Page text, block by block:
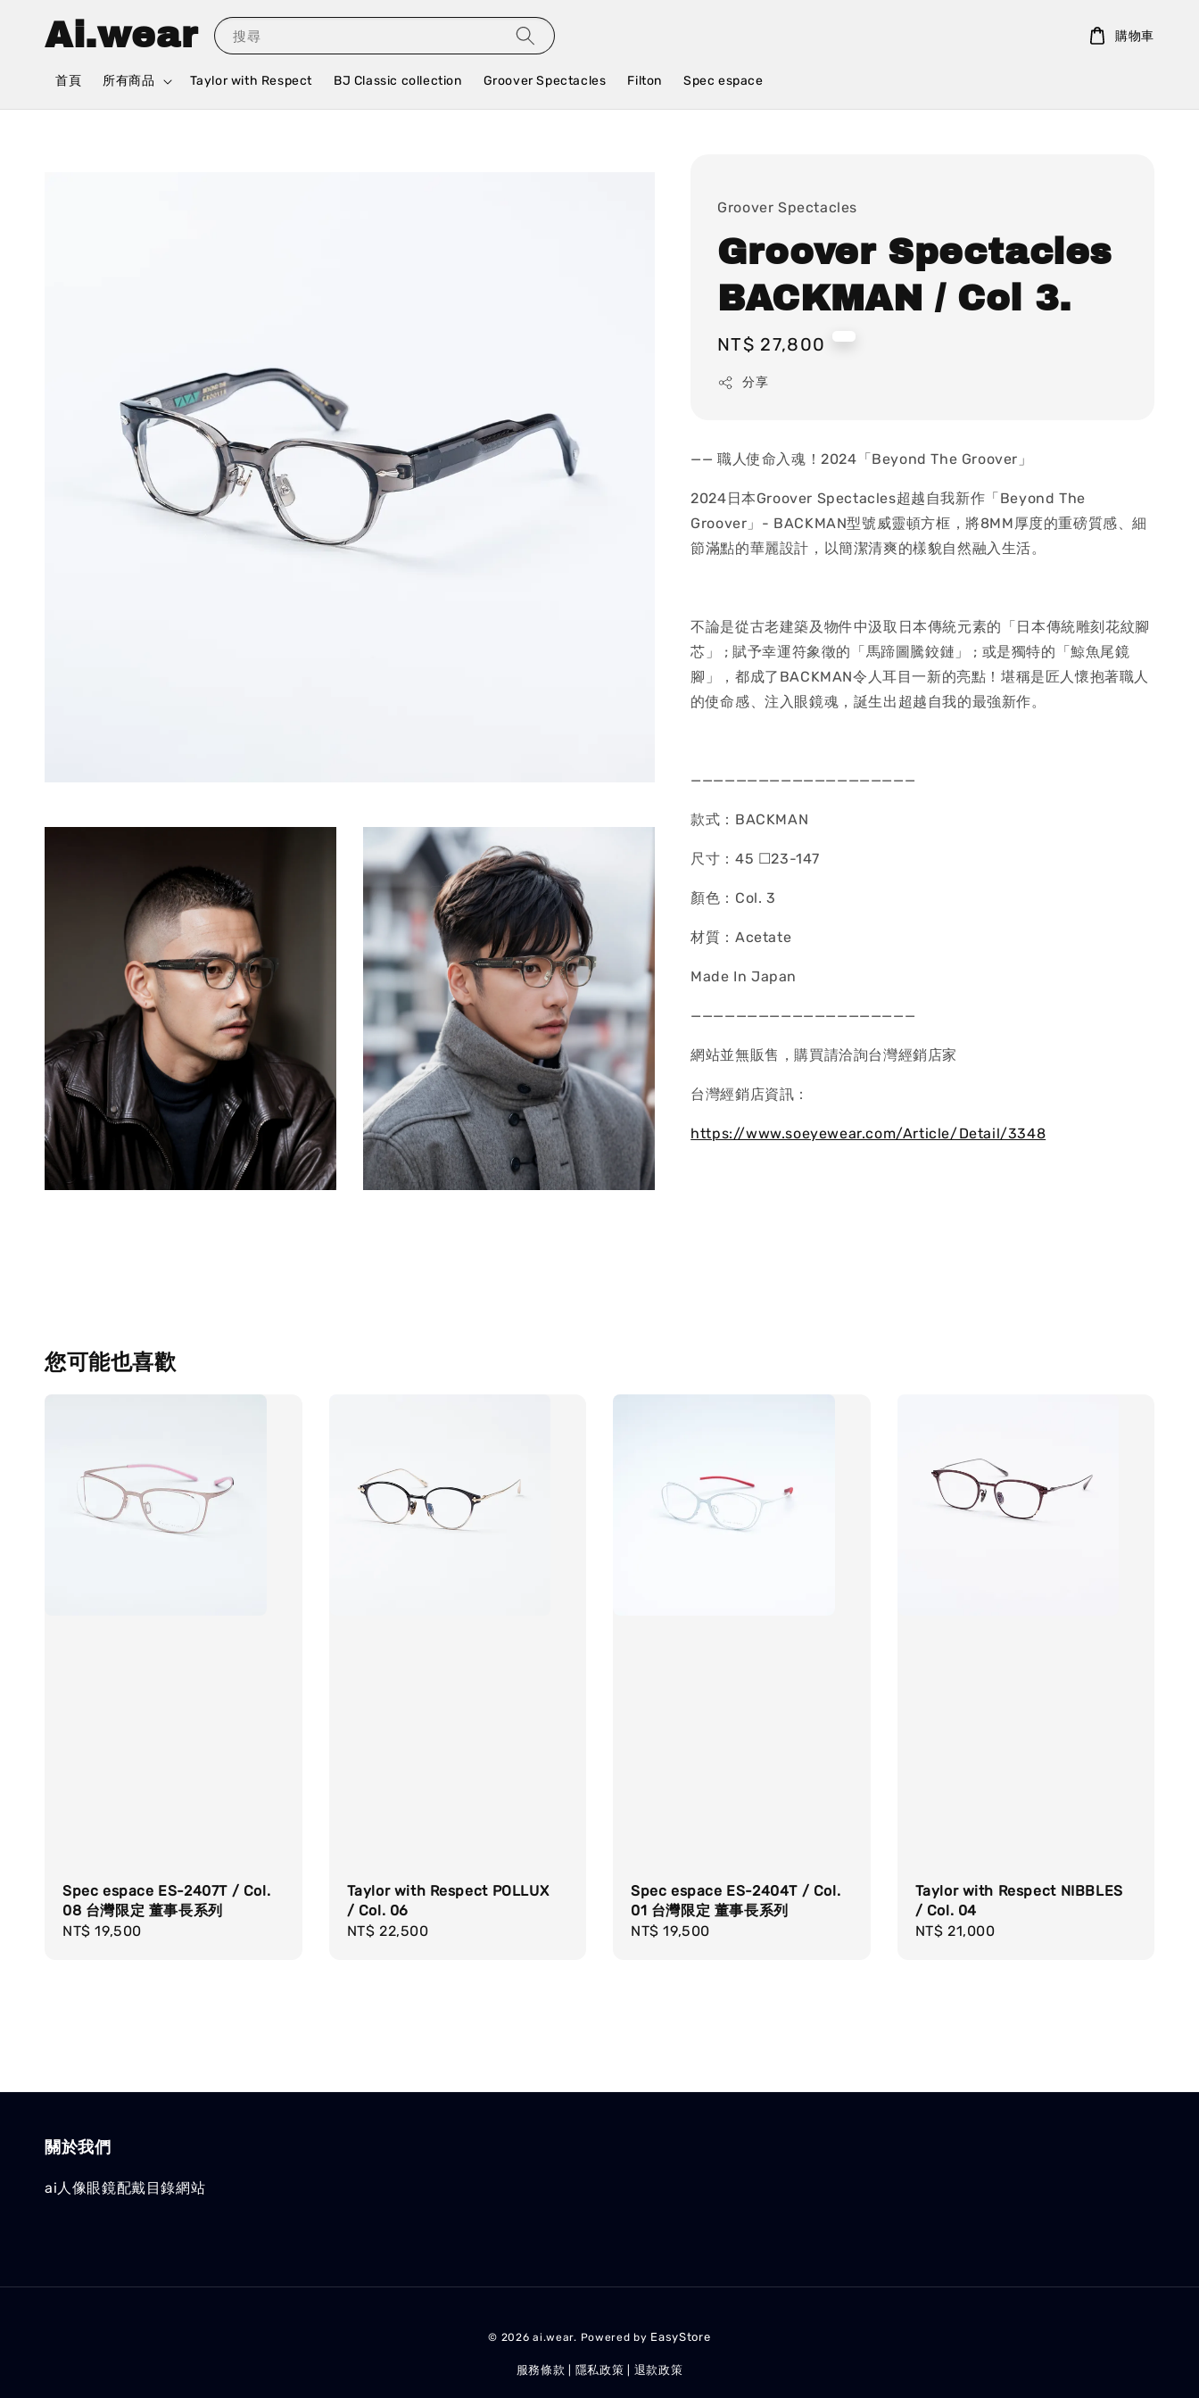
Ai.wear 搜尋
首頁 所有商品 Taylor with Respect BJ Classic collection Groover Spectacles Filton Spec espace
購物車
Groover Spectacles
Groover Spectacles
BACKMAN / Col 3.
Regular
price
NT$ 27,800
分享
—— 職人使命入魂！2024「Beyond The Groover」
2024日本Groover Spectacles超越自我新作「Beyond The
Groover」- BACKMAN型號威靈頓方框，將8MM厚度的重磅質感、細
節滿點的華麗設計，以簡潔清爽的樣貌自然融入生活。
不論是從古老建築及物件中汲取日本傳統元素的「日本傳統雕刻花紋腳
芯」 ; 賦予幸運符象徵的「馬蹄圖騰鉸鏈」 ; 或是獨特的「鯨魚尾鏡
腳」，都成了BACKMAN令人耳目一新的亮點！堪稱是匠人懷抱著職人
的使命感、注入眼鏡魂，誕生出超越自我的最強新作。
————————————————————
款式：BACKMAN
尺寸：45 ☐23-147
顏色：Col. 3
材質：Acetate
Made In Japan
————————————————————
網站並無販售，購買請洽詢台灣經銷店家
台灣經銷店資訊：
https://www.soeyewear.com/Article/Detail/3348
您可能也喜歡
Spec espace ES-2407T / Col.
08 台灣限定 董事長系列
Regular
NT$ 19,500
Taylor with Respect POLLUX
/ Col. 06
Regular
NT$ 22,500
Spec espace ES-2404T / Col.
01 台灣限定 董事長系列
Regular
NT$ 19,500
Taylor with Respect NIBBLES
/ Col. 04
Regular
NT$ 21,000
關於我們
ai人像眼鏡配戴目錄網站
© 2026 ai.wear. Powered by EasyStore
服務條款 隱私政策 退款政策